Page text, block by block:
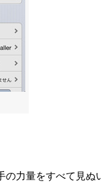
力量をすべて見ぬ